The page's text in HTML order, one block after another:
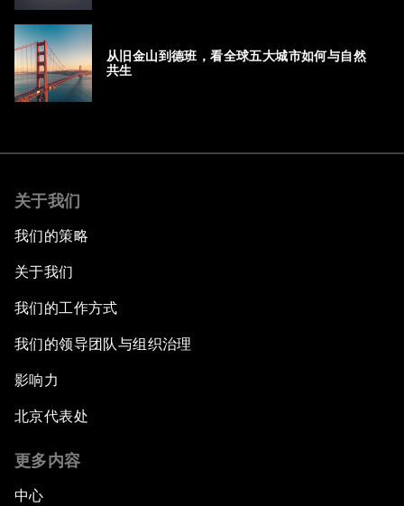
从旧金山到德班，看全球五大城市如何与自然
共生
关于我们
我们的策略
关于我们
我们的工作方式
我们的领导团队与组织治理
影响力
北京代表处
更多内容
中心